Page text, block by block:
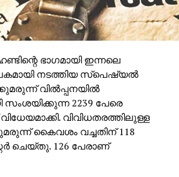
ഭാഗമായി ഇന്നലെ
നടത്തിയ സ്‌പെഷ്യല്‍
വില്‍പ്പനയില്‍
സംശയിക്കുന്ന 2239 പേരെ
വിവിധതരത്തിലുള്ള
കൈവശം വച്ചതിന് 118
ചെയ്തു. 126 പേരാണ്